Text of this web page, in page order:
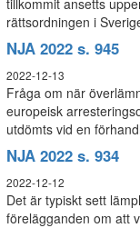
tillkommit ansetts
rättsordningen i
NJA 2022 s. 945
2022-12-13
Fråga om när
europeisk
utdömts vid en
NJA 2022 s. 934
2022-12-12
Det är typiskt sett
förelägganden om att